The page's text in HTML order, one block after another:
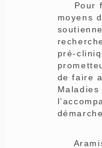
Pour
moyens
pré-
de faire
Maladies
démarche.